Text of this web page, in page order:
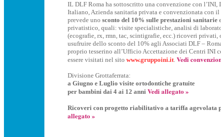
IL DLF Roma ha sottoscritto una convenzione con
Italiano, Azienda sanitaria privata e convenzionata con il
prevede uno sconto del 10% sulle prestazioni sanitarie
privatistico, quali: visite specialistiche, analisi di
(ecografie, rx, rmn, tac, scintigrafie, ecc.) ricoveri privati,
usufruire dello sconto del 10% agli Associati DLF –
proprio tesserino all’Ufficio Accettazione dei Centri INI
essere visitati nel sito www.gruppoini.it. Vedi
Divisione Grottaferrata:
a Giugno e Luglio visite ortodontiche gratuite
per bambini dai 4 ai 12 anni Vedi allegato »
Ricoveri con progetto riabilitativo a tariffa agevolata
allegato »